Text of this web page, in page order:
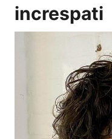
increspati